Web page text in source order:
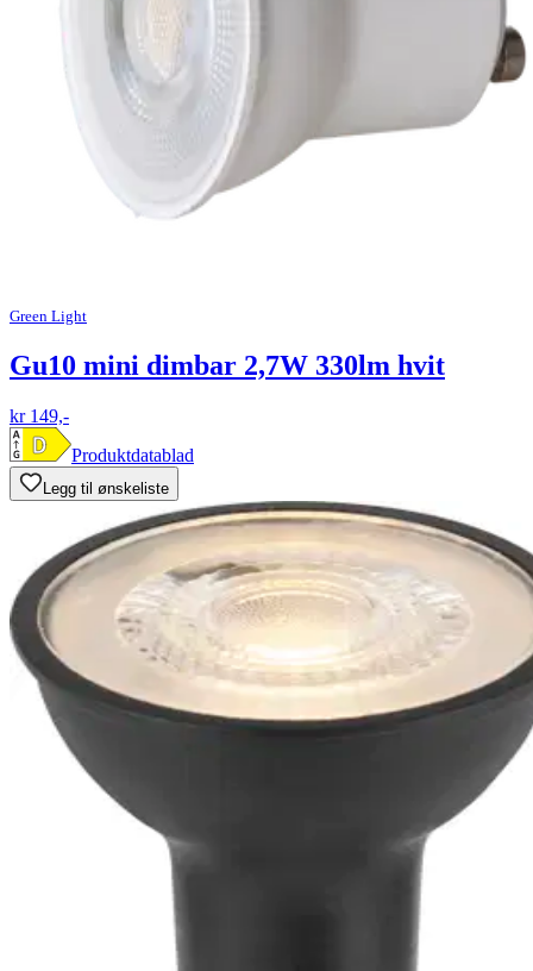
Green Light
Gu10 mini dimbar 2,7W 330lm hvit
kr 149,-
Produktdatablad
Legg til ønskeliste